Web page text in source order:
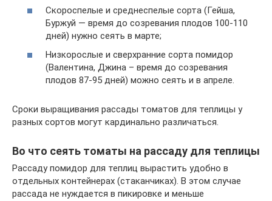
Скороспелые и среднеспелые сорта (Гейша,
Буржуй — время до созревания плодов 100-110
дней) нужно сеять в марте;
Низкорослые и сверхранние сорта помидор
(Валентина, Джина – время до созревания
плодов 87-95 дней) можно сеять и в апреле.
Сроки выращивания рассады томатов для теплицы у
разных сортов могут кардинально различаться.
Во что сеять томаты на рассаду для теплицы
Рассаду помидор для теплиц вырастить удобно в
отдельных контейнерах (стаканчиках). В этом случае
рассада не нуждается в пикировке и меньше